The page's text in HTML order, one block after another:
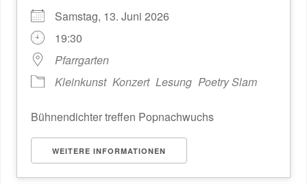
Samstag, 13. Juni 2026
19:30
Pfarrgarten
Kleinkunst Konzert Lesung Poetry Slam
Bühnendichter treffen Popnachwuchs
WEITERE INFORMATIONEN